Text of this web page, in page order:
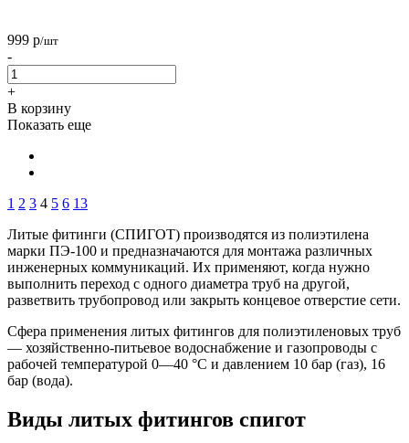
999 р/шт
-
+
В корзину
Показать еще
1 2 3 4 5 6 13
Литые фитинги (СПИГОТ) производятся из полиэтилена
марки ПЭ-100 и предназначаются для монтажа различных
инженерных коммуникаций. Их применяют, когда нужно
выполнить переход с одного диаметра труб на другой,
разветвить трубопровод или закрыть концевое отверстие сети.
Сфера применения литых фитингов для полиэтиленовых труб
— хозяйственно-питьевое водоснабжение и газопроводы с
рабочей температурой 0—40 °С и давлением 10 бар (газ), 16
бар (вода).
Виды литых фитингов спигот